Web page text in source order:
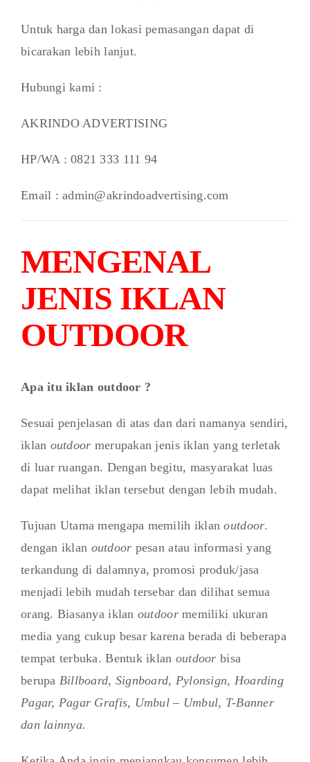
Untuk harga dan lokasi pemasangan dapat di
bicarakan lebih lanjut.
Hubungi kami :
AKRINDO ADVERTISING
HP/WA : 0821 333 111 94
Email : admin@akrindoadvertising.com
MENGENAL
JENIS IKLAN
OUTDOOR
Apa itu iklan outdoor ?
Sesuai penjelasan di atas dan dari namanya sendiri,
iklan outdoor merupakan jenis iklan yang terletak
di luar ruangan. Dengan begitu, masyarakat luas
dapat melihat iklan tersebut dengan lebih mudah.
Tujuan Utama mengapa memilih iklanoutdoor.
dengan iklan outdoor pesan atau informasi yang
terkandung di dalamnya, promosi produk/jasa
menjadi lebih mudah tersebar dan dilihat semua
orang. Biasanya iklan outdoormemiliki ukuran
media yang cukup besar karena berada di beberapa
tempat terbuka. Bentuk iklan outdoor bisa
berupa Billboard, Signboard, Pylonsign, Hoarding
Pagar, Pagar Grafis, Umbul – Umbul, T-Banner
dan lainnya.